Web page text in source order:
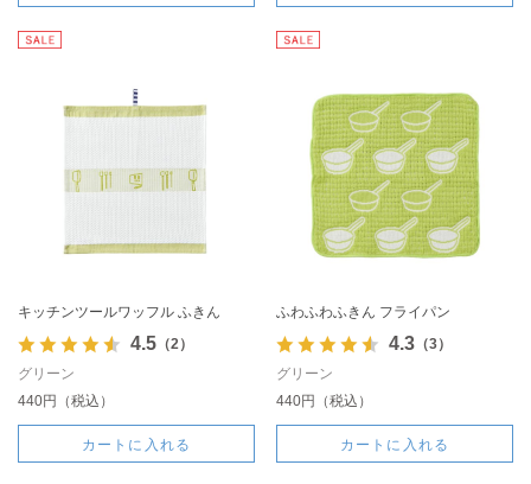
キッチンツールワッフル ふきん
4.5（2）
グリーン
440円（税込）
カートに入れる
ふわふわふきん フライパン
4.3（3）
グリーン
440円（税込）
カートに入れる